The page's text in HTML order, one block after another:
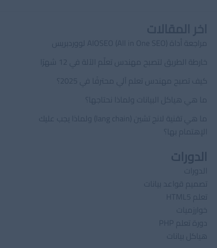
مراجعة أداة AIOSEO (All in One SEO) لووردبريس
خارطة الطريق لتصبح مهندس تعلّم الآلة في 12 شهرًا
كيف تصبح مهندس تعلم آلي محترفًا في 2025؟
ما هي هياكل البيانات ولماذا نحتاجها؟
ما هي تقنية لانج تشين (lang chain) ولماذا يجب عليك
الإهتمام بها؟
الدورات
الدورات
تصميم قواعد بيانات
تعلم HTML5
خوارزميات
دورة تعلم PHP
هياكل بيانات